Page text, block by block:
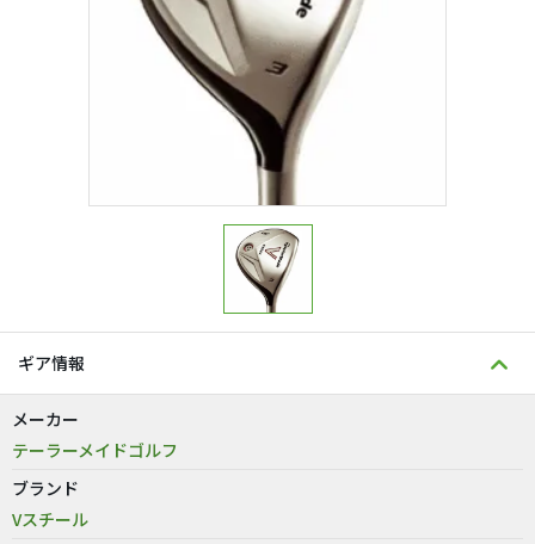
ギア情報
メーカー
テーラーメイドゴルフ
ブランド
Vスチール